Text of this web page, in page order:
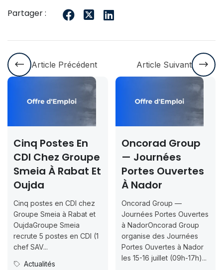
Partager :
Article Précédent Article Suivant
Cinq Postes En
CDI Chez Groupe
Smeia À Rabat Et
Oujda
Cinq postes en CDI chez
Groupe Smeia à Rabat et
OujdaGroupe Smeia
recrute 5 postes en CDI (1
chef SAV...
Actualités
Oncorad Group
— Journées
Portes Ouvertes
À Nador
Oncorad Group —
Journées Portes Ouvertes
à NadorOncorad Group
organise des Journées
Portes Ouvertes à Nador
les 15-16 juillet (09h-17h)...